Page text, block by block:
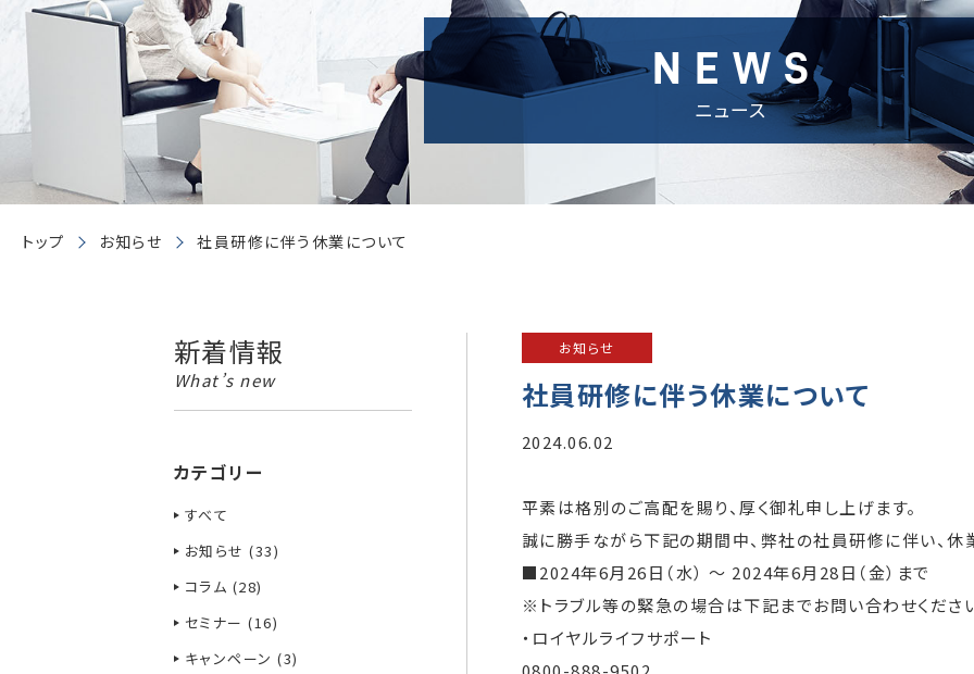
NEWS
ニュース
トップ お知らせ 社員研修に伴う休業について
新着情報
What’s new
カテゴリー
すべて
お知らせ (33)
コラム (28)
セミナー (16)
キャンペーン (3)
お知らせ
社員研修に伴う休業について
2024.06.02
平素は格別のご高配を賜り、厚く御礼申し上げます。
誠に勝手ながら下記の期間中、弊社の社員研修に伴い、休
■2024年6月26日（水） 〜 2024年6月28日（金）まで
※トラブル等の緊急の場合は下記までお問い合わせくださ
・ロイヤルライフサポート